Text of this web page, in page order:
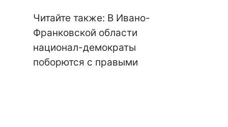
Читайте также: В Ивано-
Франковской области
национал-демократы
поборются с правыми